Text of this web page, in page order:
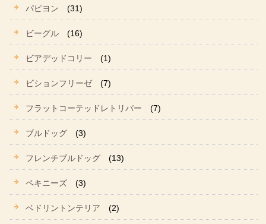
パピヨン (31)
ビーグル (16)
ビアデッドコリー (1)
ビションフリーゼ (7)
フラットコーテッドレトリバー (7)
ブルドッグ (3)
フレンチブルドッグ (13)
ペキニーズ (3)
ベドリントンテリア (2)